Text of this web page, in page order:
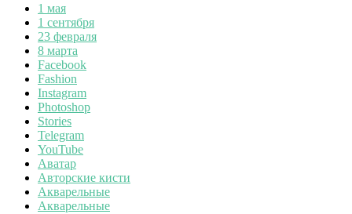
1 мая
1 сентября
23 февраля
8 марта
Facebook
Fashion
Instagram
Photoshop
Stories
Telegram
YouTube
Аватар
Авторские кисти
Акварельные
Акварельные